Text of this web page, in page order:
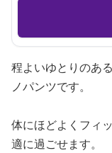
程よいゆとりのあ
ノパンツです。
体にほどよくフィ
適に過ごせます。